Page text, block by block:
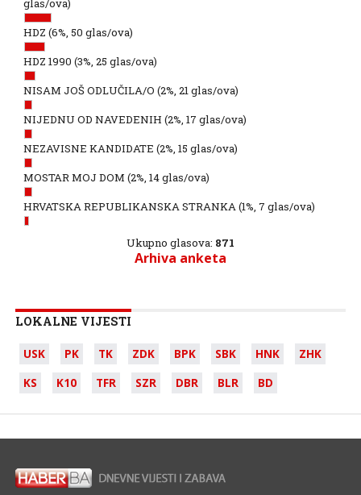
glas/ova)
HDZ (6%, 50 glas/ova)
HDZ 1990 (3%, 25 glas/ova)
NISAM JOŠ ODLUČILA/O (2%, 21 glas/ova)
NIJEDNU OD NAVEDENIH (2%, 17 glas/ova)
NEZAVISNE KANDIDATE (2%, 15 glas/ova)
MOSTAR MOJ DOM (2%, 14 glas/ova)
HRVATSKA REPUBLIKANSKA STRANKA(1%, 7 glas/ova)
Ukupno glasova: 871
Arhiva anketa
LOKALNE VIJESTI
USK PK TK ZDK BPK SBK HNK
ZHK
KS
K10 TFR SZR DBR BLR BD